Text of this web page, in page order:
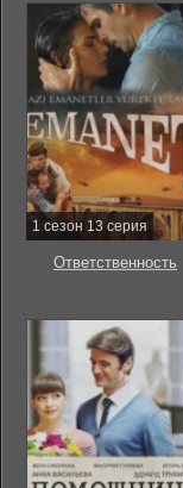
1 сезон 13 серия
Ответственность